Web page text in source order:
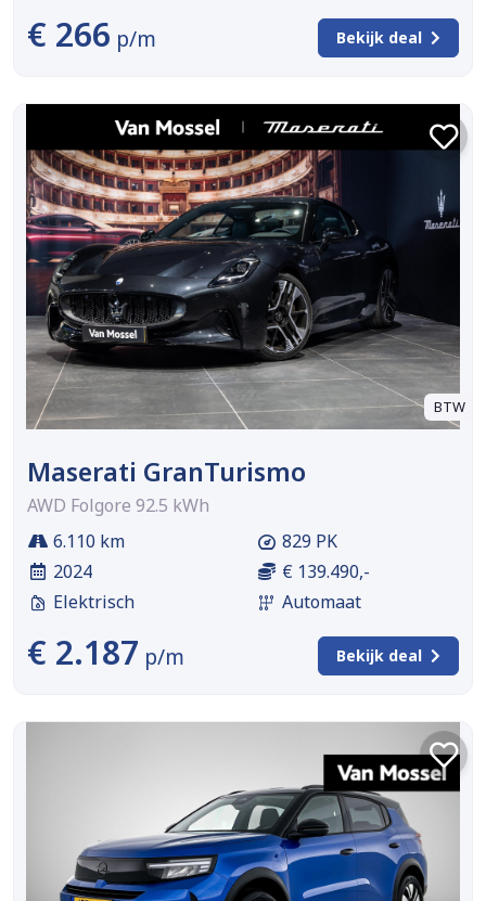
€ 266 p/m Bekijk deal
BTW
Maserati GranTurismo
AWD Folgore 92.5 kWh
6.110 km
2024
Elektrisch
829 PK
€ 139.490,-
Automaat
€ 2.187 p/m Bekijk deal